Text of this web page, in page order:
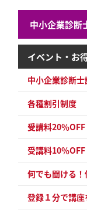
中小企業診断
イベント・お
中小企業診断士
各種割引制度
受講料20％
受講料10％
何でも聞ける
登録１分で講